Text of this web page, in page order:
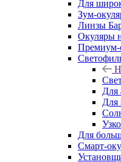
Для
Зум-
Линзы
Окуляры
Премиум-
Для
Для
Для
Смарт-